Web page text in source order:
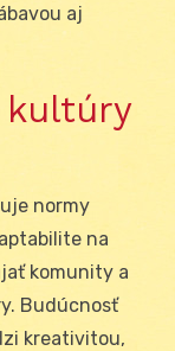
aj
kultúry
normy
na
komunity a
Budúcnosť
kreativitou,